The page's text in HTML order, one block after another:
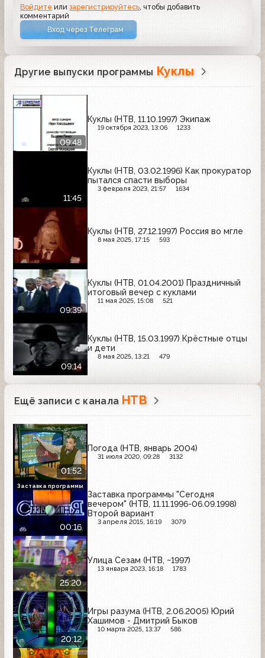
Войдите илизарегистрируйтесь , чтобы добавить
комментарий
Вход через Телеграм
Другие выпуски программы Куклы
09:48
Куклы (НТВ, 11.10.1997) Экипаж
19 октября 2023, 13:06 1233
11:45
Куклы (НТВ, 03.02.1996) Как прокуратор
пытался спасти выборы
3 февраля 2023, 21:57 1634
Куклы (НТВ, 27.12.1997) Россия во мгле
8 мая 2025, 17:15 593
09:39
Куклы (НТВ, 01.04.2001) Праздничный
итоговый вечер с куклами
11 мая 2025, 15:08 521
09:14
Куклы (НТВ, 15.03.1997) Крёстные отцы
и дети
8 мая 2025, 13:21 479
Ещё записи с канала НТВ
01:52
Погода (НТВ, январь 2004)
31 июля 2020, 09:28 3132
00:16
Заставка программы "Сегодня
вечером" (НТВ, 11.11.1996-06.09.1998)
Второй вариант
3 апреля 2015, 16:19 3079
Заставка программы
25:20
Улица Сезам (НТВ, ~1997)
13 января 2023, 16:18 1783
20:12
Игры разума (НТВ, 2.06.2005) Юрий
Хашимов - Дмитрий Быков
10 марта 2025, 13:37 586